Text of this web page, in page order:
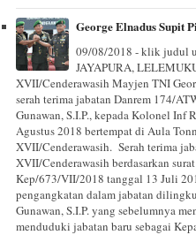
George Elnadus Supit
09/08/2018 - klik judul
JAYAPURA,
XVII/Cenderawasih Mayjen TNI
serah terima jabatan Danrem 174/
Gunawan, S.I.P., kepada Kolonel Inf
Agustus 2018 bertempat di Aula
XVII/Cenderawasih. Serah terima
XVII/Cenderawasih berdasarkan
Kep/673/VII/2018 tanggal 13 Juli
pengangkatan dalam jabatan
Gunawan, S.I.P. yang sebelumnya
menduduki jabatan baru sebagai